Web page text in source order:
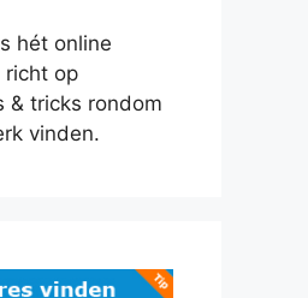
hét online
richt op
& tricks rondom
vinden.